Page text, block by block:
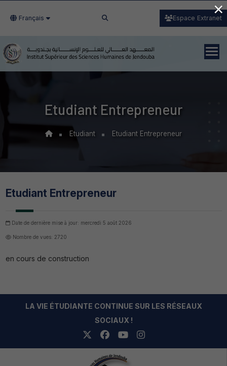
Français Espace Extranet
Etudiant Entrepreneur
Etudiant Etudiant Entrepreneur
Etudiant Entrepreneur
Date de dernière mise à jour: mercredi 5 août 2026
Nombre de vues: 2720
en cours de construction
LA VIE ÉTUDIANTE CONTINUE SUR LES RÉSEAUX
SOCIAUX !
×